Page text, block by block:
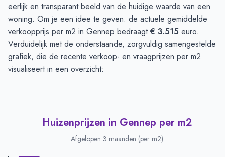
Verkoopprijs in euro's
€ 422.347
eerlijk en transparant beeld van de huidige waarde van een
woning. Om je een idee te geven: de actuele gemiddelde
verkoopprijs per m2 in Gennep bedraagt€ 3.515 euro.
Verduidelijk met de onderstaande, zorgvuldig samengestelde
grafiek, die de recente verkoop- en vraagprijzen per m2
visualiseert in een overzicht:
Huizenprijzen in Gennep per m2
Afgelopen 3 maanden (per m2)